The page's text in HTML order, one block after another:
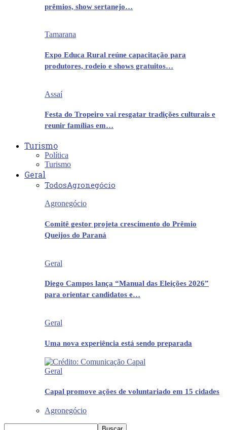
prêmios, show sertanejo…
Tamarana
Expo Educa Rural reúne capacitação para
produtores, rodeio e shows gratuitos…
Assaí
Festa do Tropeiro vai resgatar tradições culturais e
reunir famílias em…
Turismo
Política
Turismo
Geral
TodosAgronegócio
Agronegócio
Comitê gestor projeta crescimento do Prêmio
Queijos do Paraná
Geral
Diego Campos lança “Manual das Eleições 2026”
para orientar candidatos e…
Geral
Uma nova experiência está sendo preparada
Geral
Capal promove ações de voluntariado em 15 cidades
Agronegócio